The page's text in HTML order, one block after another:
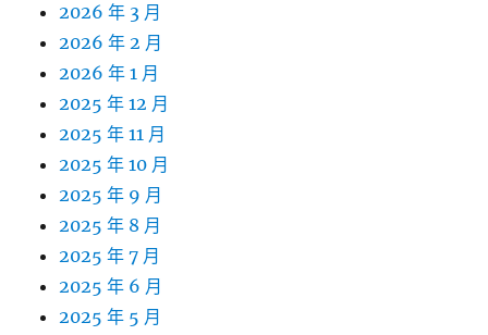
2026 年 3 月
2026 年 2 月
2026 年 1 月
2025 年 12 月
2025 年 11 月
2025 年 10 月
2025 年 9 月
2025 年 8 月
2025 年 7 月
2025 年 6 月
2025 年 5 月